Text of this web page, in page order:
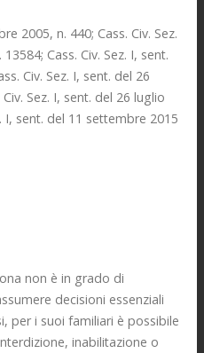
2005, n. 440; Cass. Civ. Sez.
Cass. Civ. Sez. I, sent.
Civ. Sez. I, sent. del 26
Sez. I, sent. del 26 luglio
I, sent. del 11 settembre 2015
non è in grado di
decisioni essenziali
per i suoi familiari è possibile
inabilitazione o